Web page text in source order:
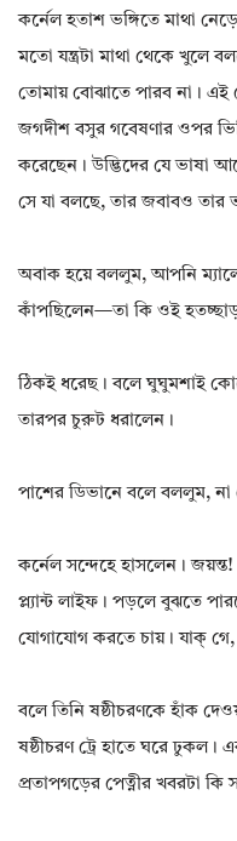
কর্নেল হতাশ ভঙ্গিতে মাথা
মতো যন্ত্রটা মাথা থেকে খুলে
তোমায় বোঝাতে পারব না। এই যে
জগদীশ বসুর গবেষণার ওপর
করেছেন। উদ্ভিদের যে ভাষা
সে যা বলছে, তার জবাবও তার
অবাক হয়ে বললুম, আপনি
কাঁপছিলেন—তা কি ওই
ঠিকই ধরেছ। বলে ঘুঘুমশাই
তারপর চুরুট ধরালেন।
পাশের ডিভানে বলে বললুম, না
কর্নেল সন্দেহে হাসলেন।
প্ল্যান্ট লাইফ। পড়লে বুঝতে
যোগাযোগ করতে চায়। যাক্
বলে তিনি ষষ্ঠীচরণকে হাঁক
ষষ্ঠীচরণ ট্রে হাতে ঘরে ঢুকল।
প্রতাপগড়ের পেত্নীর খবরটা কি